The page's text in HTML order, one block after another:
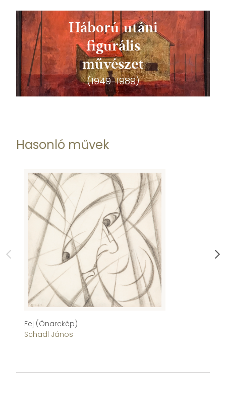
Háború utáni
figurális
művészet
(1949-1989)
Hasonló művek
Fej (Önarckép)
Schadl János